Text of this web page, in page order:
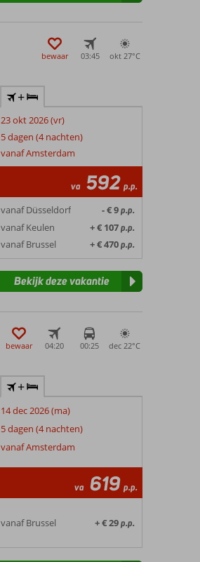
bewaar 03:45 okt 27°C
+
23 okt 2026 (vr)
5 dagen (4 nachten)
vanaf Amsterdam
va 592 p.p.
vanaf Düsseldorf - € 9p.p.
vanaf Keulen + € 107p.p.
vanaf Brussel + € 470p.p.
Bekijk deze vakantie
bewaar 04:20 00:25 dec 22°C
+
14 dec 2026 (ma)
5 dagen (4 nachten)
vanaf Amsterdam
va 619 p.p.
vanaf Brussel + € 29p.p.